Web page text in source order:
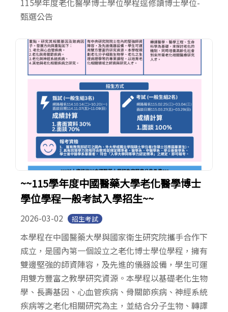
115學年度老化醫學博士學位學程逕修讀博士學位-
甄選公告
~~115學年度中國醫藥大學老化醫學博士
學位學程一般考試入學招生~~
2026-03-02 招生考試
本學程在中國醫藥大學與國家衛生研究院攜手合作下
成立，是國內第一個設立之老化博士學位學程，擁有
雙邊堅強的師資陣容，及先進的儀器設備，學生可運
用雙方豐富之教學研究資源。本學程以基礎老化生物
學、長壽基因、心血管疾病、骨關節疾病、神經系統
疾病等之老化相關研究為主，並結合分子生物、轉譯